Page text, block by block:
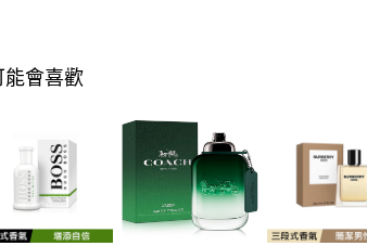
能會喜歡